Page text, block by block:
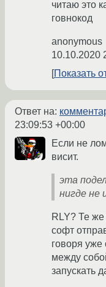
читаю это
говнокод
anonymous
10.10.2020
Показать
Ответ на:
23:09:53 +00:00
Если не
висит.
эта
нигде не
RLY? Те
софт
говоря уже
между
запускать